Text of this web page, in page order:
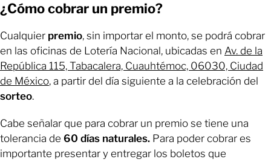
¿Cómo cobrar un premio?
Cualquier premio, sin importar el monto, se podrá cobrar
en las oficinas de Lotería Nacional, ubicadas en Av. de la
República 115, Tabacalera, Cuauhtémoc, 06030, Ciudad
de México, a partir del día siguiente a la celebración del
sorteo.
Cabe señalar que para cobrar un premio se tiene una
tolerancia de 60 días naturales. Para poder cobrar es
importante presentar y entregar los boletos que